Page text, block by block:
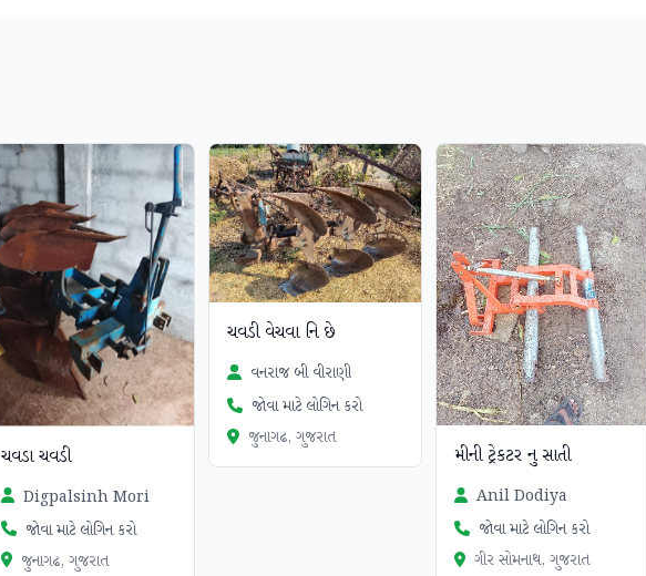
ચવડા ચવડી
Digpalsinh Mori
જોવા માટે લોગિન કરો
જુનાગઢ, ગુજરાત
ચવડી વેચવા નિ છે
વનરાજ બી વીરાણી
જોવા માટે લોગિન કરો
જુનાગઢ, ગુજરાત
મીની ટ્રેકટર નુ સાતી
Anil Dodiya
જોવા માટે લોગિન કરો
ગીર સોમનાથ, ગુજરાત